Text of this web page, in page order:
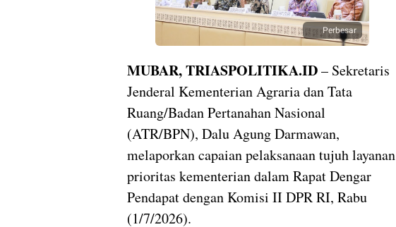
Perbesar
MUBAR, TRIASPOLITIKA.ID– Sekretaris
Jenderal Kementerian Agraria dan Tata
Ruang/Badan Pertanahan Nasional
(ATR/BPN), Dalu Agung Darmawan,
melaporkan capaian pelaksanaan tujuh layanan
prioritas kementerian dalam Rapat Dengar
Pendapat dengan Komisi II DPR RI, Rabu
(1/7/2026).